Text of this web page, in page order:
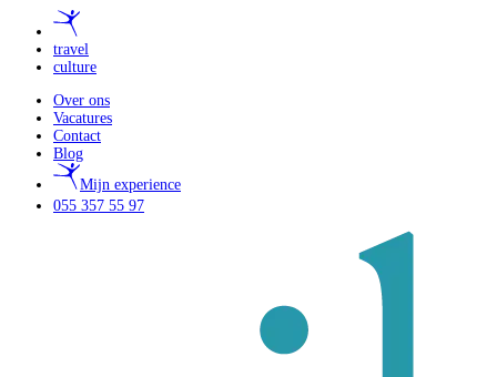
travel
culture
Over ons
Vacatures
Contact
Blog
Mijn experience
055 357 55 97